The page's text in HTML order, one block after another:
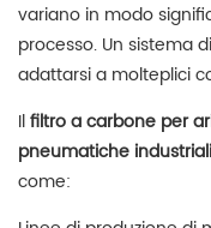
variano in modo
processo. Un sistema
adattarsi a molteplici
Ilfiltro a carbone per
pneumatiche industriali
come: